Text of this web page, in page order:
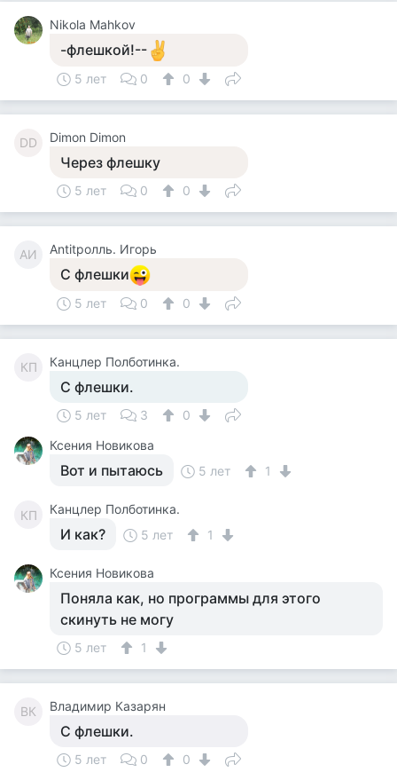
Nikola Mahkov
-флешкой!--
5 лет 0 0
DD Dimon Dimon
Через флешку
5 лет 0 0
AИ Antitролль. Игорь
С флешки
5 лет 0 0
КП Канцлер Полботинка.
С флешки.
5 лет 3
0
Ксения Новикова
Вот и пытаюсь 5 лет 1
КП Канцлер Полботинка.
И как? 5 лет 1
Ксения Новикова
Поняла как, но программы для этого
скинуть не могу
5 лет 1
ВК Владимир Казарян
С флешки.
5 лет 0 0